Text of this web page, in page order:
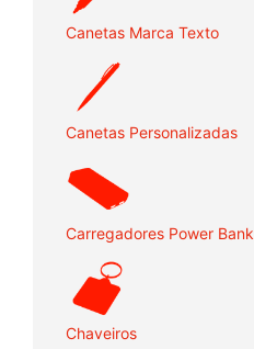
Canetas Marca Texto
Canetas Personalizadas
Carregadores Power Bank
Chaveiros